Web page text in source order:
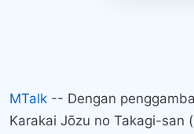
MTalk -- Dengan
Karakai Jōzu no Takagi-san